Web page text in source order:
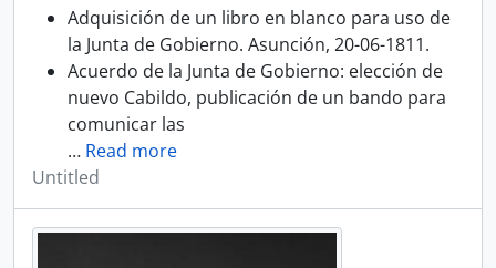
Adquisición de un libro en blanco para uso de
la Junta de Gobierno. Asunción, 20-06-1811.
Acuerdo de la Junta de Gobierno: elección de
nuevo Cabildo, publicación de un bando para
comunicar las
… Read more
Untitled